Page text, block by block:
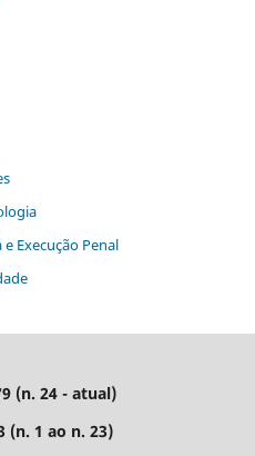
Execução Penal
(n. 24 - atual)
(n. 1 ao n. 23)